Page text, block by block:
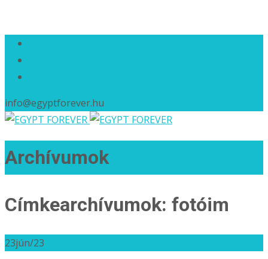
info@egyptforever.hu
Archívumok
Címkearchívumok: fotóim
23jún/23